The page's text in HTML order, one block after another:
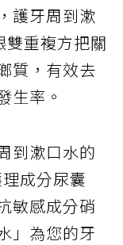
護牙周到漱
雙重複方把關
質，有效去
生率。
到漱口水的
成分尿囊
敏感成分硝
」為您的牙